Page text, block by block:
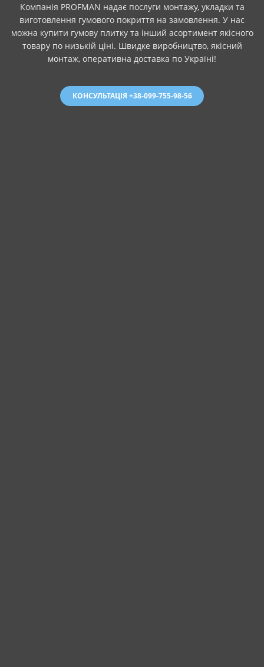
Компанія PROFMAN надає послуги монтажу, укладки та
виготовлення гумового покриття на замовлення. У нас
можна купити гумову плитку та інший асортимент якісного
товару по низькій ціні. Швидке виробництво, якісний
монтаж, оперативна доставка по Україні!
КОНСУЛЬТАЦІЯ +38-099-755-98-56